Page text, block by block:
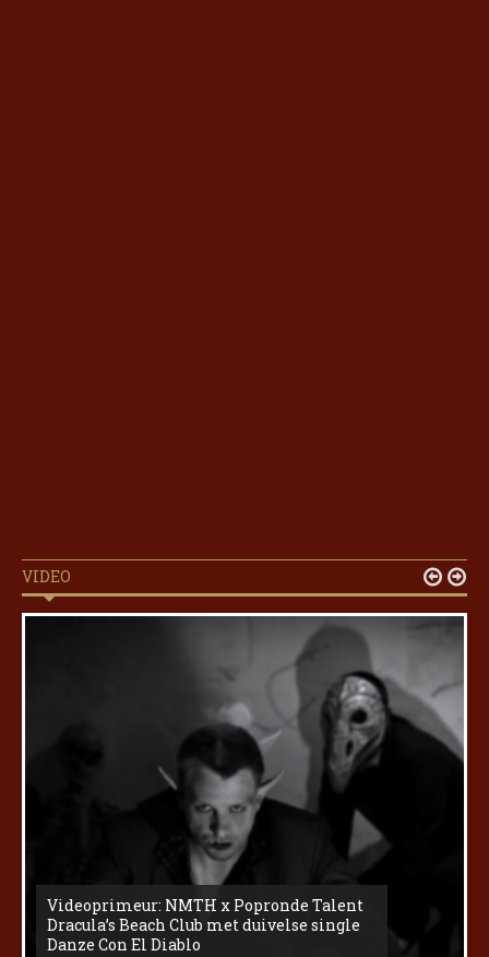
VIDEO
Videoprimeur: NMTH x Popronde Talent
Dracula’s Beach Club met duivelse single
Danze Con El Diablo
 